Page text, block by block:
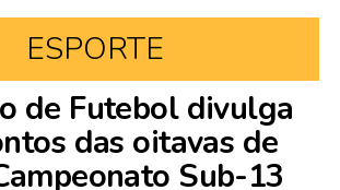
ESPORTE
de Futebol divulga
das oitavas de
Sub-13